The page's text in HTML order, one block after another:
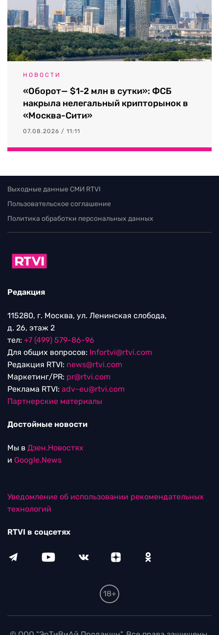
НОВОСТИ
«Оборот— $1-2 млн в сутки»: ФСБ
накрыла нелегальный крипторынок в
«Москва-Сити»
07.08.2026 / 11:11
Выходные данные СМИ RTVI
Пользовательское соглашение
Политика обработки персональных данных
Редакция
115280, г. Москва, ул. Ленинская слобода,
д. 26, этаж 2
тел: +7 (499) 579-86-96
Для общих вопросов: Infortvi@rtvi.com
Редакция RTVI: news@rtvi.com
Маркетинг/PR: pr@rtvi.com
Реклама RTVI: adv-eu@rtvi.com
Партнерские материалы
Достойные новости
Мы в Дзен.Новостях
и Google.News
Уведомление об использовании рекомендательных
технологий
RTVI в соцсетях
18+